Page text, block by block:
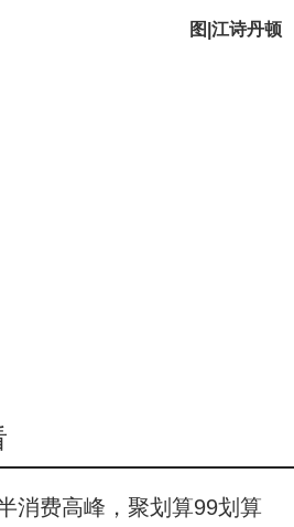
图|江诗丹顿
消费高峰，聚划算99划算